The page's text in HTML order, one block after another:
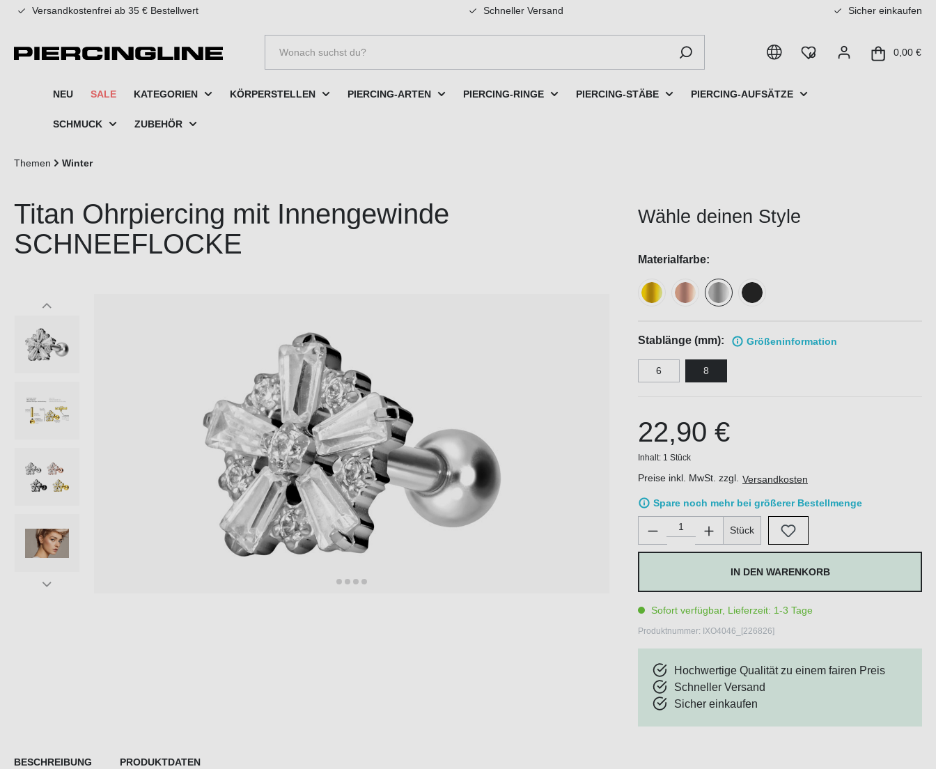
springen Zur Hauptnavigation springen
Versandkostenfrei ab 35 € Bestellwert Schneller Versand Sicher einkaufen
0,00 €
NEU SALE KATEGORIEN KÖRPERSTELLEN PIERCING-ARTEN PIERCING-RINGE PIERCING-STÄBE PIERCING-AUFSÄTZE
SCHMUCK ZUBEHÖR
Themen Winter
Titan Ohrpiercing mit Innengewinde
SCHNEEFLOCKE
Wähle deinen Style
Materialfarbe:
Stablänge (mm): Größeninformation
6 8
22,90 €
Inhalt: 1 Stück
Preise inkl. MwSt. zzgl. Versandkosten
Spare noch mehr bei größerer Bestellmenge
Produkt Anzahl: Gib den gewünschten Wert ein oder
Stück
IN DEN WARENKORB
Sofort verfügbar, Lieferzeit: 1-3 Tage
Produktnummer: IXO4046_[226826]
Hochwertige Qualität zu einem fairen Preis
Schneller Versand
Sicher einkaufen
BESCHREIBUNG PRODUKTDATEN